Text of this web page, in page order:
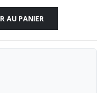
AU PANIER